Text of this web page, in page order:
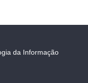
da Informação